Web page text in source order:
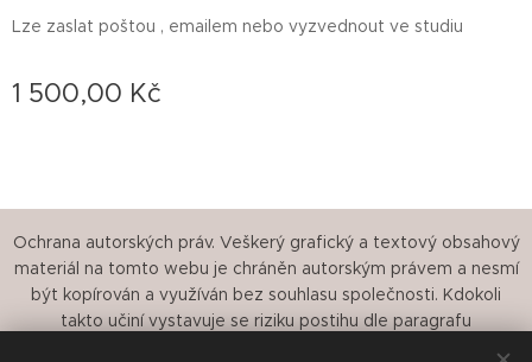
Lze zaslat poštou , emailem nebo vyzvednout ve studiu
1 500,00 Kč
Ochrana autorských práv. Veškerý grafický a textový obsahový
materiál na tomto webu je chráněn autorským právem a nesmí
být kopírován a využíván bez souhlasu společnosti. Kdokoli
takto učiní vystavuje se riziku postihu dle paragrafu